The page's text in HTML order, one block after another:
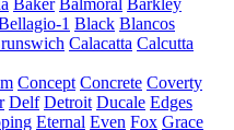
Baker Balmoral Barkley
1 Black Blancos
Calacatta Calcutta
Concept Concrete Coverty
Delf Detroit Ducale Edges
Eternal Even Fox Grace